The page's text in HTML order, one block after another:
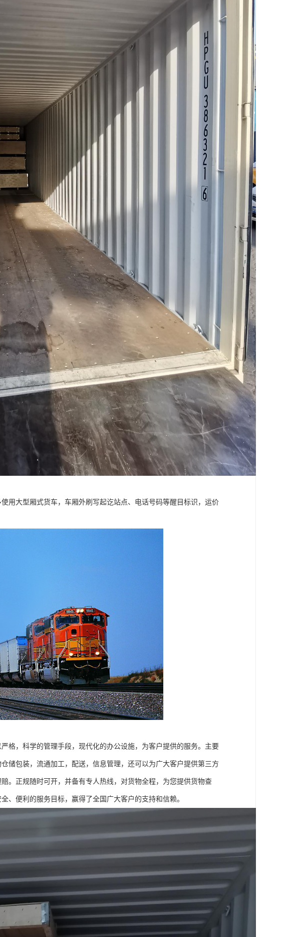
用大型厢式货车，车厢外刷写起讫站点、电话号码等醒目标识，运价
格，科学的管理手段，现代化的办公设施，为客户提供的服务。主要
储包装，流通加工，配送，信息管理，还可以为广大客户提供第三方
。正规随时可开，并备有专人热线，对货物全程，为您提供货物查
、便利的服务目标，赢得了全国广大客户的支持和信赖。